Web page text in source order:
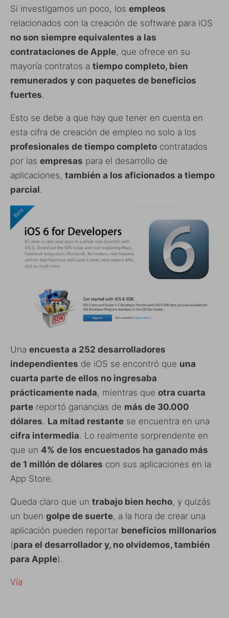
Si investigamos un poco, los empleos
relacionados con la creación de software para iOS
no son siempre equivalentes a las
contrataciones de Apple, que ofrece en su
mayoría contratos a tiempo completo, bien
remunerados y con paquetes de beneficios
fuertes.
Esto se debe a que hay que tener en cuenta en
esta cifra de creación de empleo no solo a los
profesionales de tiempo completo contratados
por las empresas para el desarrollo de
aplicaciones, también a los aficionados a tiempo
parcial.
Una encuesta a 252 desarrolladores
independientes de iOS se encontró que una
cuarta parte de ellos no ingresaba
prácticamente nada, mientras que otra cuarta
parte reportó ganancias de más de 30.000
dólares. La mitad restante se encuentra en una
cifra intermedia. Lo realmente sorprendente en
que un 4% de los encuestados ha ganado más
de 1 millón de dólares con sus aplicaciones en la
App Store.
Queda claro que un trabajo bien hecho, y quizás
un buen golpe de suerte, a la hora de crear una
aplicación pueden reportar beneficios millonarios
(para el desarrollador y, no olvidemos, también
para Apple).
Vía